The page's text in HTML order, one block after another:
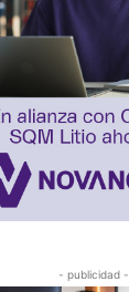
- publicidad -